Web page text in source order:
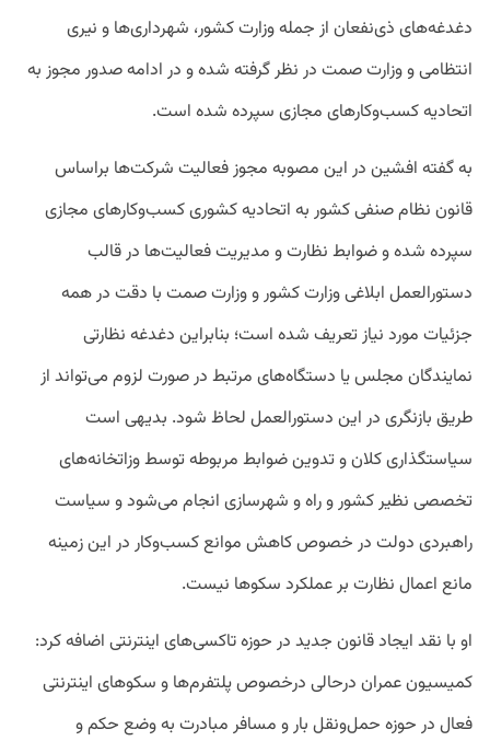
دغدغه‌های ذی‌نفعان از جمله وزارت کشور، شهرداری‌ها و نیری
انتظامی و وزارت صمت در نظر گرفته شده و در ادامه صدور مجوز به
اتحادیه کسب‌وکارهای مجازی سپرده شده است.
به گفته افشین در این مصوبه مجوز فعالیت شرکت‌ها براساس
قانون نظام صنفی کشور به اتحادیه کشوری کسب‌وکارهای مجازی
سپرده شده و ضوابط نظارت و مدیریت فعالیت‌ها در قالب
دستورالعمل ابلاغی وزارت کشور و وزارت صمت با دقت در همه
جزئیات مورد نیاز تعریف شده است؛ بنابراین دغدغه نظارتی
نمایندگان مجلس یا دستگاه‌های مرتبط در صورت لزوم می‌تواند از
طریق بازنگری در این دستورالعمل لحاظ شود. بدیهی است
سیاستگذاری کلان و تدوین ضوابط مربوطه توسط وزاتخانه‌‎های
تخصصی نظیر کشور و راه و شهرسازی انجام می‌شود و سیاست
راهبردی دولت در خصوص کاهش موانع کسب‌وکار در این زمینه
مانع اعمال نظارت بر عملکرد سکوها نیست.
او با نقد ایجاد قانون جدید در حوزه تاکسی‌های اینترنتی اضافه کرد:‌
کمیسیون عمران درحالی درخصوص پلتفرم‌ها و سکوهای اینترنتی
فعال در حوزه حمل‌ونقل بار و مسافر مبادرت به وضع حکم و